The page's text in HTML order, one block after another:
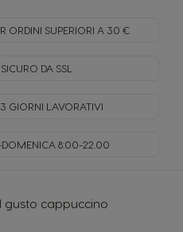
ORDINI SUPERIORI A 30 €
DA SSL
3 GIORNI LAVORATIVI
DOMENICA 8:00-22.00
gusto cappuccino